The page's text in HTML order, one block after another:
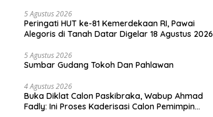
5 Agustus 2026
Peringati HUT ke-81 Kemerdekaan RI, Pawai
Alegoris di Tanah Datar Digelar 18 Agustus 2026
5 Agustus 2026
Sumbar Gudang Tokoh Dan Pahlawan
4 Agustus 2026
Buka Diklat Calon Paskibraka, Wabup Ahmad
Fadly: Ini Proses Kaderisasi Calon Pemimpin